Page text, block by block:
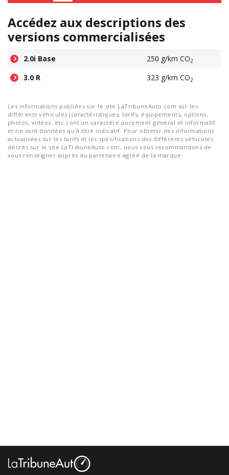
Accédez aux descriptions des
versions commercialisées
2.0i Base 250 g/km CO2
3.0 R 323 g/km CO2
Les informations publiées sur le site LaTribuneAuto.com sur les
différents véhicules (caractéristiques, tarifs, équipements, options,
photos, vidéos, etc.) ont un caractère purement général et informatif
et ne sont données qu'à titre indicatif. Pour obtenir des informations
actualisées sur les tarifs et les spécifications des différents véhicules
décrits sur le site LaTribuneAuto.com, nous vous recommandons de
vous renseigner auprès du partenaire agréé de la marque.